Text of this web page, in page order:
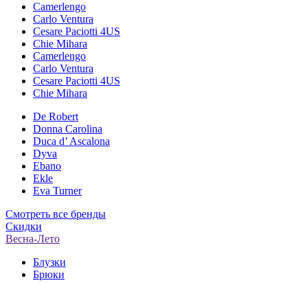
Camerlengo
Carlo Ventura
Cesare Paciotti 4US
Chie Mihara
Camerlengo
Carlo Ventura
Cesare Paciotti 4US
Chie Mihara
De Robert
Donna Carolina
Duca d’ Ascalona
Dyva
Ebano
Ekle
Eva Turner
Смотреть все бренды
Скидки
Весна-Лето
Блузки
Брюки